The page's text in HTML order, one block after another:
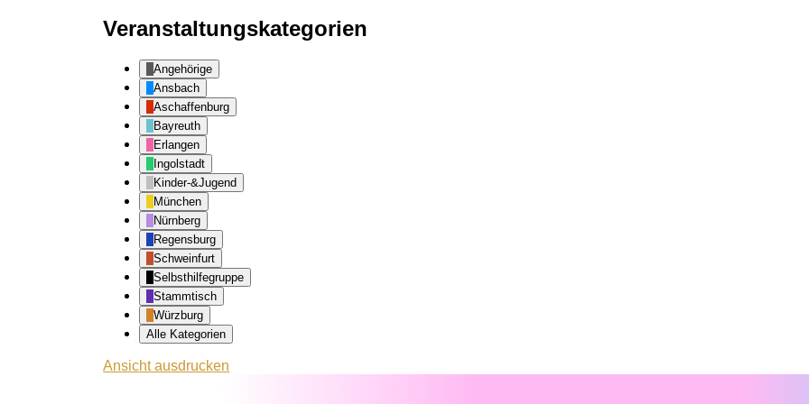
Veranstaltungskategorien
Angehörige
Ansbach
Aschaffenburg
Bayreuth
Erlangen
Ingolstadt
Kinder-&Jugend
München
Nürnberg
Regensburg
Schweinfurt
Selbsthilfegruppe
Stammtisch
Würzburg
Alle Kategorien
Ansichtausdrucken